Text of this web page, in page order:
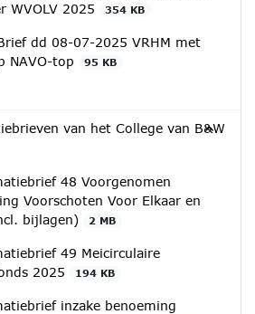
WVOLV 2025
354 KB
dd 08-07-2025 VRHM met
NAVO-top
95 KB
van het College van B&W
48 Voorgenomen
Voorschoten Voor Elkaar en
bijlagen)
2 MB
49 Meicirculaire
2025
194 KB
inzake benoeming